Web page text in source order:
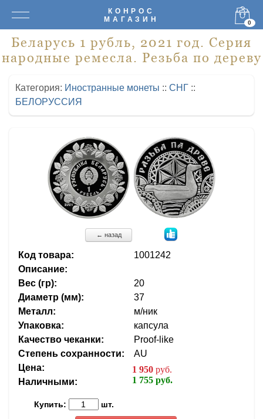
КОНРОС
МАГАЗИН
0
Беларусь 1 рубль, 2021 год. Серия
народные ремесла. Резьба по дереву
Категория: Иностранные монеты :: СНГ ::
БЕЛОРУССИЯ
← назад
Код товара:
1001242
Описание:
Вес (гр):
20
Диаметр (мм):
37
Металл:
м/ник
Упаковка:
капсула
Качество чеканки:
Proof-like
Степень сохранности:
AU
Цена:
1 950 руб.
Наличными:
1 755 руб.
Купить: шт.